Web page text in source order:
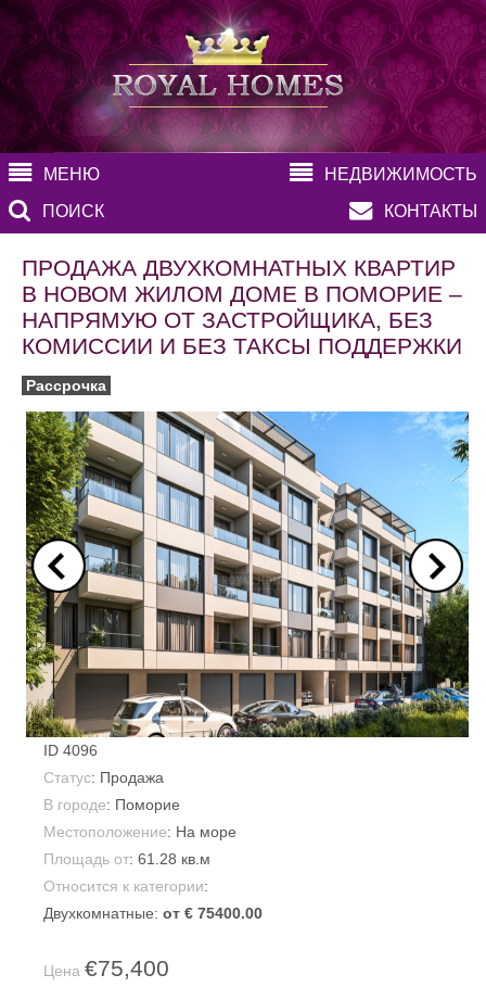
МЕНЮ
НЕДВИЖИМОСТЬ
ПОИСК
КОНТАКТЫ
ПРОДАЖА ДВУХКОМНАТНЫХ КВАРТИР
В НОВОМ ЖИЛОМ ДОМЕ В ПОМОРИЕ –
НАПРЯМУЮ ОТ ЗАСТРОЙЩИКА, БЕЗ
КОМИССИИ И БЕЗ ТАКСЫ ПОДДЕРЖКИ
Рассрочка
ID 4096
Статус: Продажа
В городе: Поморие
Местоположение: На море
Площадь от: 61.28 кв.м
Относится к категории:
Двухкомнатные: от € 75400.00
Цена €75,400